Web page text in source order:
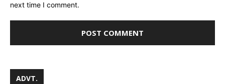
next time I comment.
ADVT.